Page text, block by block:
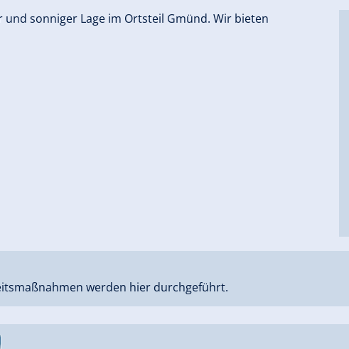
sonniger Lage im Ortsteil Gmünd. Wir bieten
werden hier durchgeführt.